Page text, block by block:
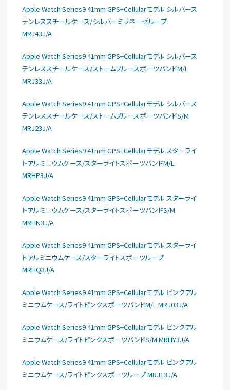
Apple Watch Series9 41mm GPS+Cellularモデル シルバース
テンレススチールケース/シルバーミラネーゼループ
MRJ43J/A
Apple Watch Series9 41mm GPS+Cellularモデル シルバース
テンレススチールケース/ストームブルースポーツバンドM/L
MRJ33J/A
Apple Watch Series9 41mm GPS+Cellularモデル シルバース
テンレススチールケース/ストームブルースポーツバンドS/M
MRJ23J/A
Apple Watch Series9 41mm GPS+Cellularモデル スターライ
トアルミニウムケース/スターライトスポーツバンドM/L
MRHP3J/A
Apple Watch Series9 41mm GPS+Cellularモデル スターライ
トアルミニウムケース/スターライトスポーツバンドS/M
MRHN3J/A
Apple Watch Series9 41mm GPS+Cellularモデル スターライ
トアルミニウムケース/スターライトスポーツループ
MRHQ3J/A
Apple Watch Series9 41mm GPS+Cellularモデル ピンクアル
ミニウムケース/ライトピンクスポーツバンドM/L MRJ03J/A
Apple Watch Series9 41mm GPS+Cellularモデル ピンクアル
ミニウムケース/ライトピンクスポーツバンドS/M MRHY3J/A
Apple Watch Series9 41mm GPS+Cellularモデル ピンクアル
ミニウムケース/ライトピンクスポーツループ MRJ13J/A